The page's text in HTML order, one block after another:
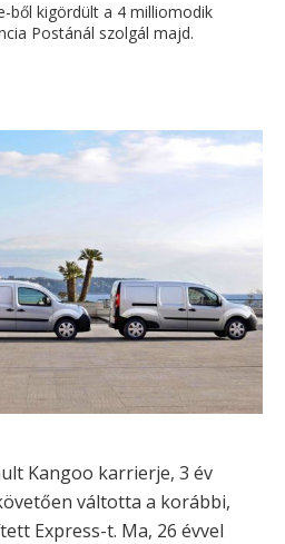
ből kigördült a 4 milliomodik
Postánál szolgál majd.
Kangoo karrierje, 3 év
váltotta a korábbi,
Express-t. Ma, 26 évvel